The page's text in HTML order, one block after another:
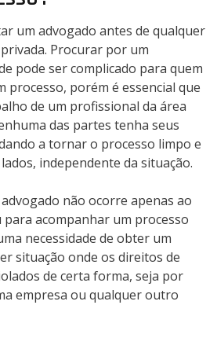
um advogado antes de qualquer
Procurar por um
pode ser complicado para quem
processo, porém é essencial que
de um profissional da área
das partes tenha seus
a tornar o processo limpo e
independente da situação.
não ocorre apenas ao
acompanhar um processo
necessidade de obter um
situação onde os direitos de
de certa forma, seja por
empresa ou qualquer outro